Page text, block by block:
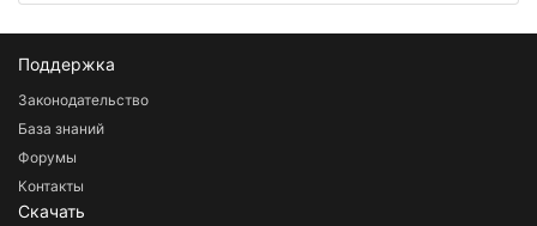
Поддержка
Законодательство
База знаний
Форумы
Контакты
Скачать